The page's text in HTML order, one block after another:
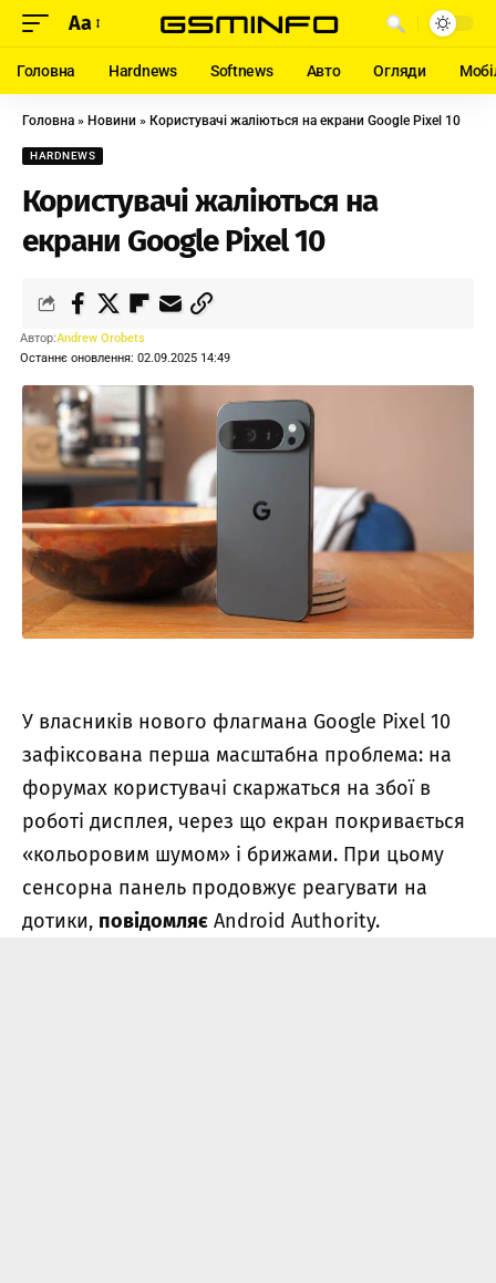
Aa
Головна Hardnews Softnews Авто Огляди
Головна » Новини » Користувачі жаліються на екрани Google Pixel 10
HARDNEWS
Користувачі жаліються на
екрани Google Pixel 10
Останнє оновлення: 02.09.2025 14:49
Автор:Andrew Orobets
У власників нового флагмана Google Pixel 10
зафіксована перша масштабна проблема: на
форумах користувачі скаржаться на збої в
роботі дисплея, через що екран покривається
«кольоровим шумом» і брижами. При цьому
сенсорна панель продовжує реагувати на
дотики, повідомляє Android Authority.